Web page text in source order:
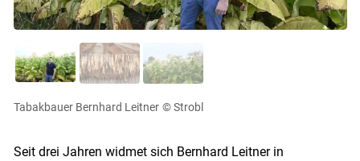
Tabakbauer Bernhard Leitner © Strobl
Seit drei Jahren widmet sich Bernhard Leitner in